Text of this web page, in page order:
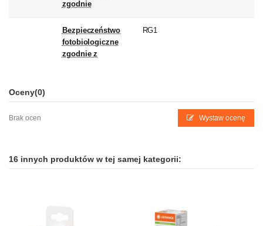
zgodnie
Bezpieczeństwo
fotobiologiczne
zgodnie z
RG1
Oceny(0)
Brak ocen Wystaw ocenę
16 innych produktów w tej samej kategorii: